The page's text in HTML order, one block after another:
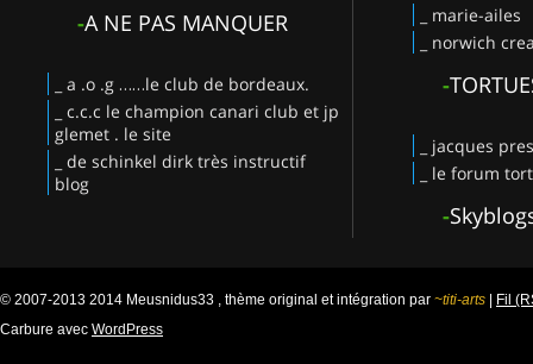
-A NE PAS MANQUER
_ a .o .g ……le club de bordeaux.
_ c.c.c le champion canari club et jp
glemet . le site
_ de schinkel dirk très instructif
blog
_ marie-ailes
_ norwich
-
_ jacques
_ le forum
-
© 2007-2013 2014 Meusnidus33 , thème original et intégration par ~titi-arts | Fil
Carbure avec WordPress